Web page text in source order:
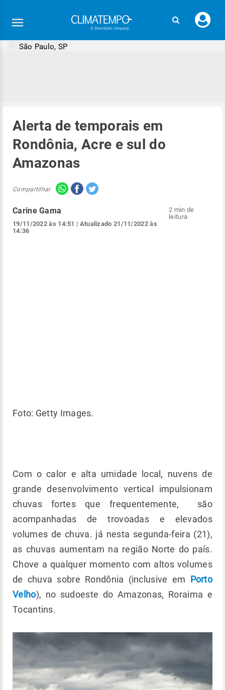
seu
São Paulo, SP
Alerta de temporais em
Rondônia, Acre e sul do
Amazonas
Compartilhar
Carine Gama
19/11/2022 às 14:51 | Atualizado 21/11/2022 às
14:36
2 min de
leitura
Foto: Getty Images.
Com o calor e alta umidade local, nuvens de
grande desenvolvimento vertical impulsionam
chuvas fortes que frequentemente, são
acompanhadas de trovoadas e elevados
volumes de chuva. já nesta segunda-feira (21),
as chuvas aumentam na região Norte do país.
Chove a qualquer momento com altos volumes
de chuva sobre Rondônia (inclusive em Porto
Velho), no sudoeste do Amazonas, Roraima e
Tocantins.